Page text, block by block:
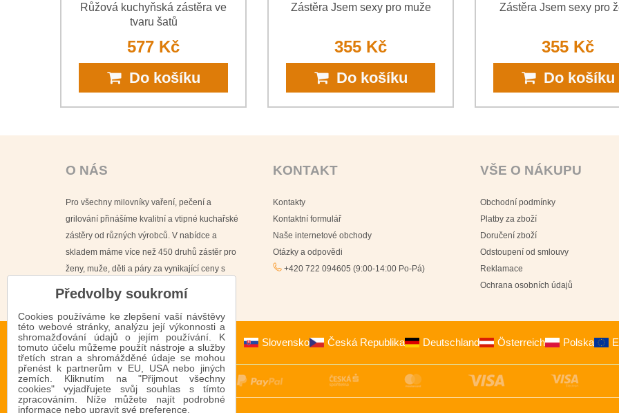
Růžová kuchyňská zástěra ve
tvaru šatů
577 Kč
Do košíku
Zástěra Jsem sexy pro muže
355 Kč
Do košíku
Zástěra Jsem sexy pro
355 Kč
Do košíku
O NÁS
Pro všechny milovníky vaření, pečení a
grilování přinášíme kvalitní a vtipné kuchařské
zástěry od různých výrobců. V nabídce a
skladem máme více než 450 druhů zástěr pro
ženy, muže, děti a páry za vynikající ceny s
KONTAKT
Kontakty
Kontaktní formulář
Naše internetové obchody
Otázky a odpovědi
+420 722 094605 (9:00-14:00 Po-Pá)
VŠE O NÁKUPU
Obchodní podmínky
Platby za zboží
Doručení zboží
Odstoupení od smlouvy
Reklamace
Ochrana osobních údajů
Slovensko Česká Republika Deutschland Österreich Polska
Předvolby soukromí
Cookies používáme ke zlepšení vaší návštěvy
této webové stránky, analýzu její výkonnosti a
shromažďování údajů o jejím používání. K
tomuto účelu můžeme použít nástroje a služby
třetích stran a shromážděné údaje se mohou
přenést k partnerům v EU, USA nebo jiných
zemích. Kliknutím na "Přijmout všechny
cookies" vyjadřujete svůj souhlas s tímto
zpracováním. Níže můžete najít podrobné
informace nebo upravit své preference.